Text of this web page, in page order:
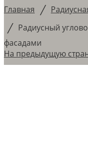
Главная /
/ Радиусный
фасадами
На предыдущую